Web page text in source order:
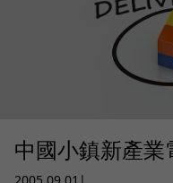
中國小鎮新產業